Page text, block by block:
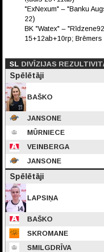
"ExNexum" – "Banku
22)
BK "Watex" –
15+12ab+10rp; Brēmers
SL DIVĪZIJAS
Spēlētāji
BAŠKO
JANSONE
MŪRNIECE
VEINBERGA
JANSONE
Spēlētāji
LAPSIŅA
BAŠKO
SKROMANE
SMILGDRĪVA